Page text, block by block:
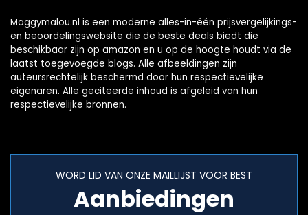
Maggymalou.nl is een moderne alles-in-één prijsvergelijkings-
en beoordelingswebsite die de beste deals biedt die
beschikbaar zijn op amazon en u op de hoogte houdt via de
laatst toegevoegde blogs. Alle afbeeldingen zijn
auteursrechtelijk beschermd door hun respectievelijke
eigenaren. Alle geciteerde inhoud is afgeleid van hun
respectievelijke bronnen.
WORD LID VAN ONZE MAILLIJST VOOR BEST
Aanbiedingen